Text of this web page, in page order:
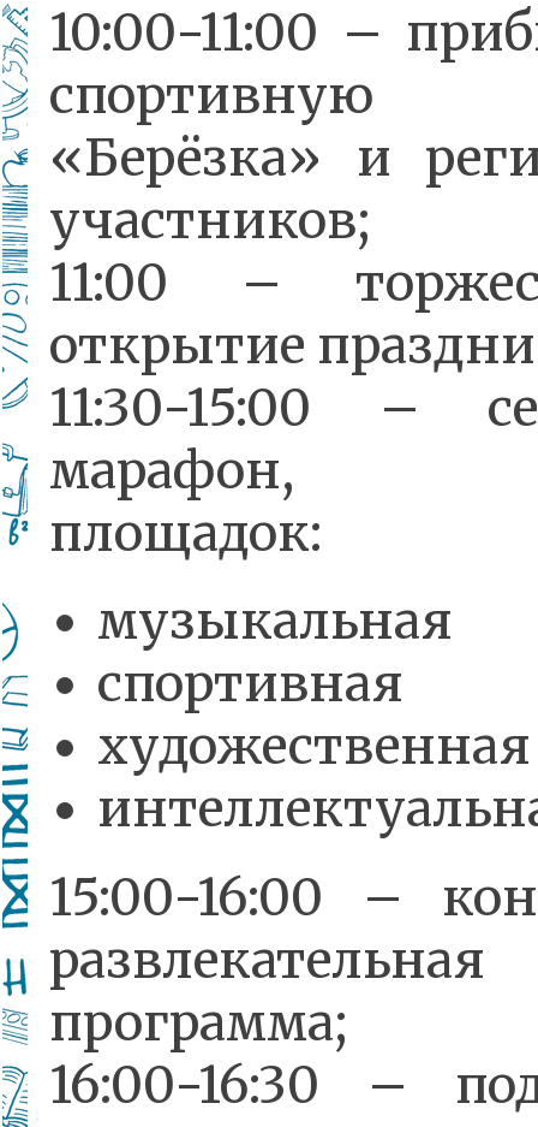
10:00-11:00 –
«Берёзка» и
участников;
11:00 –
открытие
11:30-15:00 –
марафон,
площадок:
музыкальная
спортивная
художественная
15:00-16:00 –
развлекательная
программа;
16:00-16:30 –